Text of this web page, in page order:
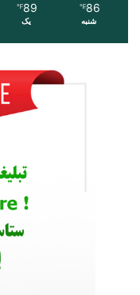
86
℉
شنبه
89
℉
یک